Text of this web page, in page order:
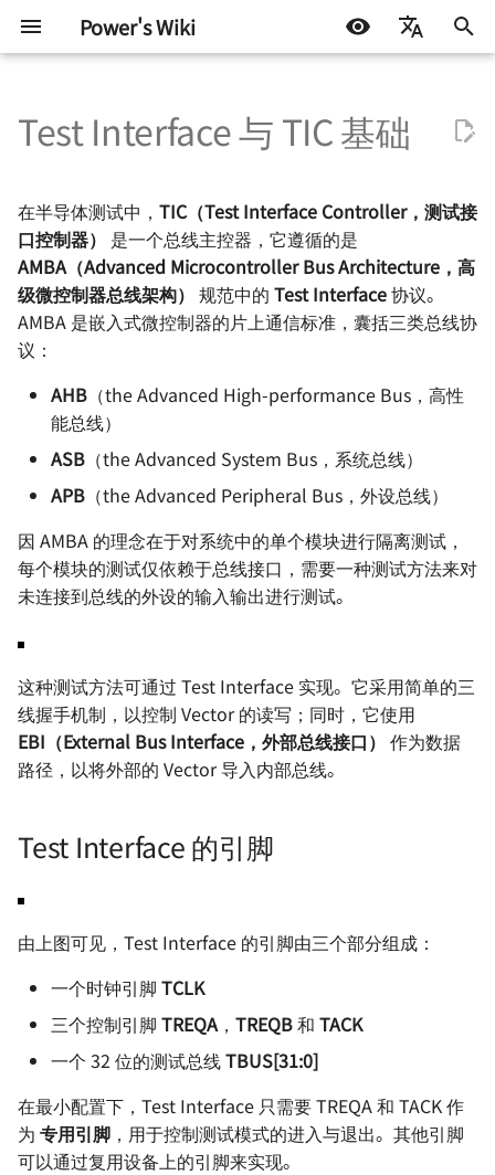
Power's Wiki
English
Español
اللغة العربية
初
化
搜
索
引
擎
基础知识 基本元器件 - 电阻
基本元器件 - 电容
基本元器件 - 电感与磁珠
基本元器件 - 二极管
基本元器件 - 光电耦合器
基本元器件 - 运算放大器
数字电路基础知识
推挽与开漏输出
共模信号与差模信号
锂电池选型指南
编码器的几种输出方式
防反接电路的设计
个人 PCB 设计规范
嵌入式硬件
RobotCtrl - STM32 通用
RobotCtrl_Core - 核心板
RobotCtrl_Func - 外设拓
板
板
Flip - 基于全志 F1C200s
Linux 开发板
OSD335x 最小系统的设计
如何设计一款单片机的最
统
SwiftCtrl - 蓝牙手柄
自制 CMSIS-DAP 🚧
电机驱动
直流有刷电机驱动的设计
TinyDVR - 小巧身材，满
力
RaptorDVR - 集成稳压的
A 双电机驱动 🚧
动模块
ZenDriver - 高性能的电机
动
电机驱动方案 - IR2104S
通信协议
通信协议 - 数字逻辑电平
通信协议 - 串口通信
通信协议 - SPI
通信协议 - I2C
通信协议 - 以太网 🚧
电源设计
电源设计 - 方案确定
电源拓扑 - 线性稳压
电源拓扑 - 开关稳压（非
型）
电源拓扑 - 开关稳压（隔离
离型）
电源设计 - 自举电路
电源设计 - 纹波噪声与测
法
电源方案（LDO）-
电源方案（Buck）-
电源方案（Buck）-
XL2009E1
电源方案（Boost）-
电源方案（PMIC）-
电源方案（PMIC）-
信号与电源完整性
高速电路的设计 🚧
信号完整性 - 基础概念
信号完整性 - 时域与频域
信号完整性 - 阻抗与电气
信号完整性 - 串扰 🚧
电源完整性设计
ESD 基础知识
信号地与机壳地间的 EMC
计
射频设计
射频 - 组件与系统 - 导线
射频 - 组件与系统 - 电阻
射频 - 组件与系统 - 电容
射频 - 谐振电路 - 基本定义
共振
射频 - 谐振电路 - 负载 Q
🚧
射频 - S 参数
射频 - 天线基础知识
史密斯圆图与匹配电路基
一般天线匹配电路的设计
软件与仪器
AD 常用技巧
AD 基本操作 - 环境搭建
AD 基本操作 - 基础知识
AD 基本操作 - 原理图绘制
🚧
AD 使用 Git 的注意事项
函数思想在电路设计中的
OrCAD 配置与技巧
示波器的触发模式
网络分析仪的使用 🚧
逻辑分析仪的使用 🚧
Test Interface 的引脚
Vector 的类型
Address Vector
Control Vector
Write Test Vector
Read Test Vector
TurnAround Vector
参考与致谢
半导体测试基础 - 基本概念
半导体测试基础 - OS 测试
半导体测试基础 - DC 参数测
试
半导体测试基础 - 功能测试
半导体测试基础 - AC 参数测
Continuity Test
DC Parameters
IDD Test
Leakage Test
Level Threshold Test 🚧
Digital Functional Test 🚧
Basics of Mixed Signal Test
Basics of Fourier Transform
ADC - Static Parameters
ADC - Dynamic Parameters
DAC - Static Parameters
DAC - Dynamic Parameters
Troubleshooting of ADC
and DAC
VBT Syntax Basics of VBT Syntax
TheHdw (The Hardware)
TheExec (The Executive)
Pattern Syntax Notes 🚧
Tester Alarms
嵌入式开发 STM32
Arduino & 杂项
软件开发
DOCKER
LINUX
杂七杂八
机器学习
机器学习入门 - 基础流程
机器学习入门 - 环境搭建
机器学习入门 - 模型评估
其他
生活琐记 LIFEHACK
BLOG
折腾不止
自托管 Self-Host
群晖 NAS
技术流
一些小技巧
Test Interface 与 TIC 基础
在半导体测试中， TIC（Test Interface Controller，测试接
口控制器） 是一个总线主控器，它遵循的是
AMBA（Advanced Microcontroller Bus Architecture，高
级微控制器总线架构） 规范中的 Test Interface协议。
AMBA 是嵌入式微控制器的片上通信标准，囊括三类总线协
议：
AHB （the Advanced High-performance Bus，高性
能总线）
ASB （the Advanced System Bus，系统总线）
APB （the Advanced Peripheral Bus，外设总线）
因 AMBA 的理念在于对系统中的单个模块进行隔离测试，
每个模块的测试仅依赖于总线接口，需要一种测试方法来对
未连接到总线的外设的输入输出进行测试。
这种测试方法可通过 Test Interface 实现。它采用简单的三
线握手机制，以控制 Vector 的读写；同时，它使用
EBI（External Bus Interface，外部总线接口） 作为数据
路径，以将外部的 Vector 导入内部总线。
Test Interface 的引脚
由上图可见，Test Interface 的引脚由三个部分组成：
一个时钟引脚 TCLK
三个控制引脚 TREQA， TREQB和 TACK
一个 32 位的测试总线TBUS[31:0]
在最小配置下，Test Interface 只需要 TREQA 和 TACK 作
为 专用引脚 ，用于控制测试模式的进入与退出。其他引脚
可以通过复用设备上的引脚来实现。